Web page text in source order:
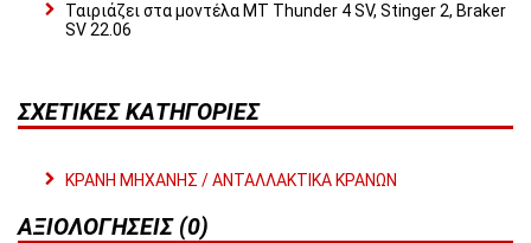
Ταιριάζει στα μοντέλα MT Thunder 4 SV, Stinger 2, Braker
SV 22.06
ΣΧΕΤΙΚΈΣ ΚΑΤΗΓΟΡΊΕΣ
ΚΡΑΝΗ ΜΗΧΑΝΗΣ / ΑΝΤΑΛΛΑΚΤΙΚΑ ΚΡΑΝΩΝ
ΑΞΙΟΛΟΓΉΣΕΙΣ (0)